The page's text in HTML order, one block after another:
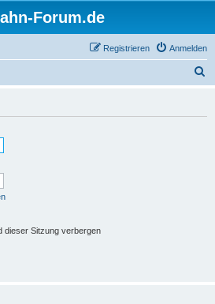
Forum.de
Anmelden
Registrieren
dieser Sitzung verbergen